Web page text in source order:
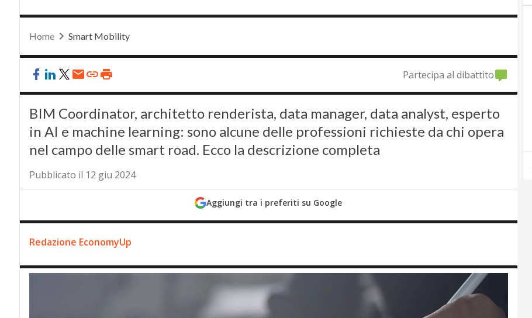
Home Smart Mobility
Partecipa al dibattito
BIM Coordinator, architetto renderista, data manager, data analyst, esperto
in AI e machine learning: sono alcune delle professioni richieste da chi opera
nel campo delle smart road. Ecco la descrizione completa
Pubblicato il 12 giu 2024
Aggiungi tra i preferiti su Google
Redazione EconomyUp